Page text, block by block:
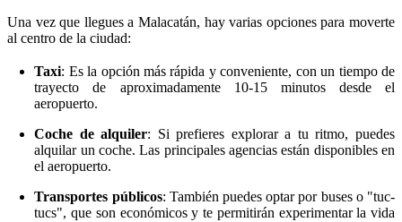
Una vez que llegues a Malacatán, hay varias opciones para moverte
al centro de la ciudad:
Taxi: Es la opción más rápida y conveniente, con un tiempo de
trayecto de aproximadamente 10-15 minutos desde el
aeropuerto.
Coche de alquiler: Si prefieres explorar a tu ritmo, puedes
alquilar un coche. Las principales agencias están disponibles en
el aeropuerto.
Transportes públicos: También puedes optar por buses o "tuc-
tucs", que son económicos y te permitirán experimentar la vida